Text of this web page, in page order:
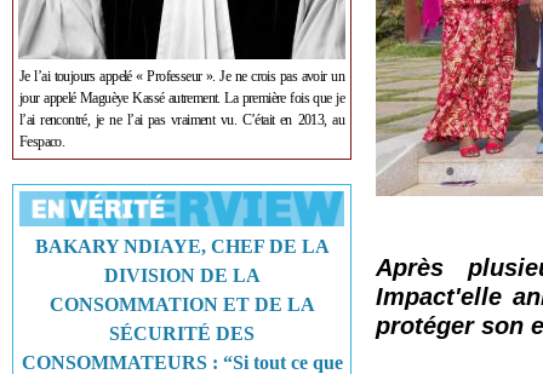
Je l’ai toujours appelé « Professeur ». Je ne crois pas avoir un
jour appelé Maguèye Kassé autrement. La première fois que je
l’ai rencontré, je ne l’ai pas vraiment vu. C’était en 2013, au
Fespaco.
BAKARY NDIAYE, CHEF DE LA
DIVISION DE LA
CONSOMMATION ET DE LA
SÉCURITÉ DES
CONSOMMATEURS : “Si tout ce que
Après
Impact'elle
protéger son